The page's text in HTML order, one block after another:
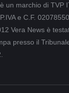
un marchio di TVP
e C.F.
Vera News è
presso il